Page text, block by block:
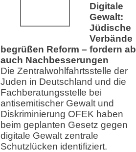
Digitale
Gewalt:
Jüdische
Verbände
begrüßen Reform – fordern
auch Nachbesserungen
Die Zentralwohlfahrtsstelle der
Juden in Deutschland und die
Fachberatungsstelle bei
antisemitischer Gewalt und
Diskriminierung OFEK haben
beim geplanten Gesetz gegen
digitale Gewalt zentrale
Schutzlücken identifiziert.